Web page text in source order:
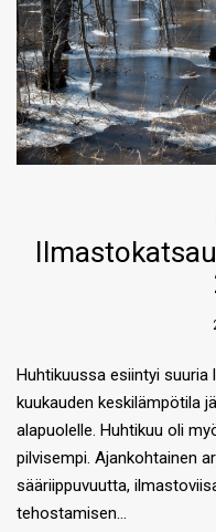
Huhtikuussa esiintyi
kuukauden keskilämpötila
alapuolelle. Huhtikuu oli
pilvisempi. Ajankohtainen
sääriippuvuutta,
tehostamisen…